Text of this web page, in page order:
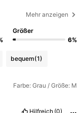
Mehr anzeigen
Größer
6%
bequem(1)
Farbe: Grau / Größe: M
Hilfreich (0)